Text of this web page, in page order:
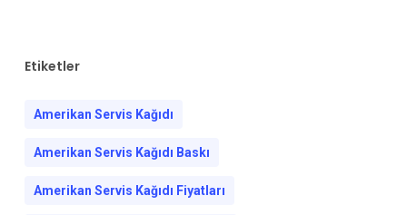
Etiketler
Amerikan Servis Kağıdı
Amerikan Servis Kağıdı Baskı
Amerikan Servis Kağıdı Fiyatları